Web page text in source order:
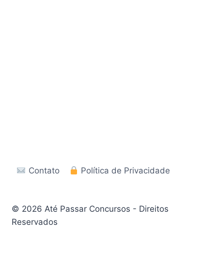
Contato Política de Privacidade
© 2026 Até Passar Concursos - Direitos
Reservados